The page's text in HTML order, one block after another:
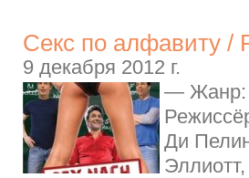
Секс по алфавиту /
9 декабря 2012 г.
— Жанр:
Ди